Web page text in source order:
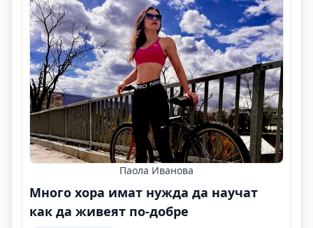
Паола Иванова
Mного хора имат нужда да научат
как да живеят по-добре